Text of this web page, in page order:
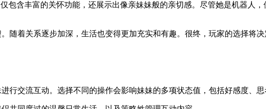
包含丰富的关怀功能，还展示出像亲妹妹般的亲切感。尽管她是机器人
随着关系逐步加深，生活也变得更加充实和有趣。很终，玩家的选择将
交流互动。选择不同的操作会影响妹妹的多项状态值，包括好感度、思